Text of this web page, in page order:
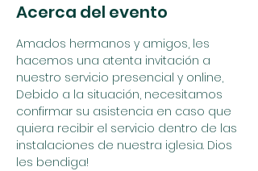
Acerca del evento
Amados hermanos y amigos, les
hacemos una atenta invitación a
nuestro servicio presencial y online,
Debido a la situación, necesitamos
confirmar su asistencia en caso que
quiera recibir el servicio dentro de las
instalaciones de nuestra iglesia. Dios
les bendiga!